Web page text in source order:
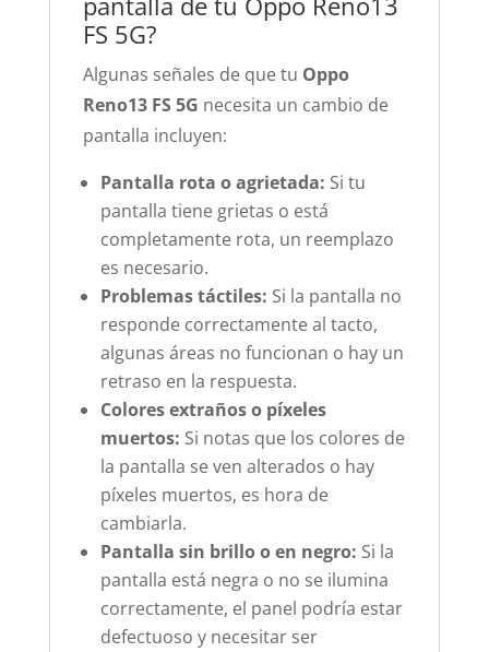
FS 5G?
Algunas señales de que tu Oppo
Reno13 FS 5G necesita un cambio de
pantalla incluyen:
Pantalla rota o agrietada: Si tu
pantalla tiene grietas o está
completamente rota, un reemplazo
es necesario.
Problemas táctiles: Si la pantalla no
responde correctamente al tacto,
algunas áreas no funcionan o hay un
retraso en la respuesta.
Colores extraños o píxeles
muertos: Si notas que los colores de
la pantalla se ven alterados o hay
píxeles muertos, es hora de
cambiarla.
Pantalla sin brillo o en negro: Si la
pantalla está negra o no se ilumina
correctamente, el panel podría estar
defectuoso y necesitar ser